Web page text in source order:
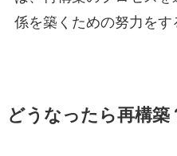
係を築くための努力をす
どうなったら再構築